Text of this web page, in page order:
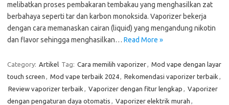
melibatkan proses pembakaran tembakau yang menghasilkan zat
berbahaya seperti tar dan karbon monoksida. Vaporizer bekerja
dengan cara memanaskan cairan (liquid) yang mengandung nikotin
dan flavor sehingga menghasilkan… Read More »
Category: Artikel Tag: Cara memilih vaporizer, Mod vape dengan layar
touch screen , Mod vape terbaik 2024, Rekomendasi vaporizer terbaik ,
Review vaporizer terbaik , Vaporizer dengan fitur lengkap , Vaporizer
dengan pengaturan daya otomatis , Vaporizer elektrik murah ,